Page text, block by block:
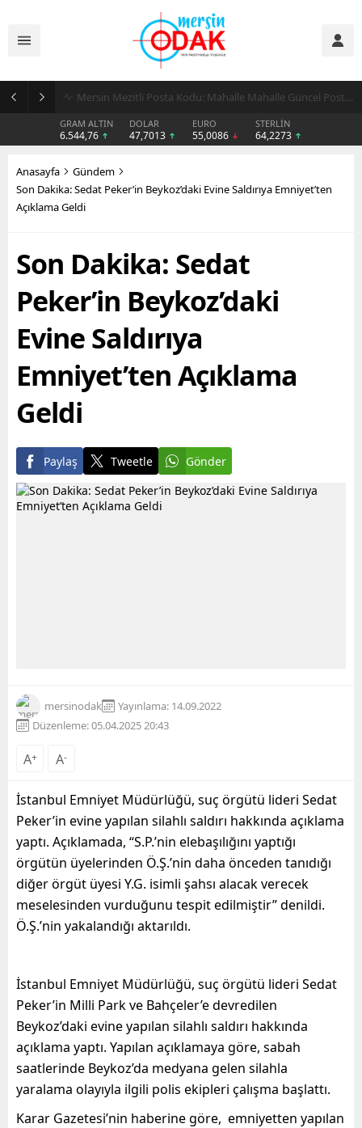
Günlük Stil İçin Erkek Sneaker Önerileri
GRAM ALTIN
6.544,76
DOLAR
47,7013
EURO
55,0086
STERLİN
64,2273
Anasayfa
Gündem
Son Dakika: Sedat Peker’in Beykoz’daki Evine Saldırıya Emniyet’ten
Açıklama Geldi
Son Dakika: Sedat
Peker’in Beykoz’daki
Evine Saldırıya
Emniyet’ten Açıklama
Geldi
Paylaş Tweetle Gönder
mersinodak
Yayınlama: 14.09.2022
Düzenleme: 05.04.2025 20:43
A+ A-
İstanbul Emniyet Müdürlüğü, suç örgütü lideri Sedat
Peker’in evine yapılan silahlı saldırı hakkında açıklama
yaptı. Açıklamada, “S.P.’nin elebaşılığını yaptığı
örgütün üyelerinden Ö.Ş.’nin daha önceden tanıdığı
diğer örgüt üyesi Y.G. isimli şahsı alacak verecek
meselesinden vurduğunu tespit edilmiştir” denildi.
Ö.Ş.’nin yakalandığı aktarıldı.
İstanbul Emniyet Müdürlüğü, suç örgütü lideri Sedat
Peker’in Milli Park ve Bahçeler’e devredilen
Beykoz’daki evine yapılan silahlı saldırı hakkında
açıklama yaptı. Yapılan açıklamaya göre, sabah
saatlerinde Beykoz’da medyana gelen silahla
yaralama olayıyla ilgili polis ekipleri çalışma başlattı.
Karar Gazetesi’nin haberine göre, emniyetten yapılan